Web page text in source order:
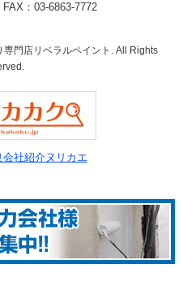
：03-6863-7772
門店リベラルペイント. All Rights